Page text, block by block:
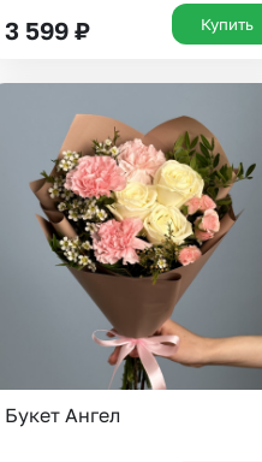
3 599 ₽ Купить
Букет Ангел